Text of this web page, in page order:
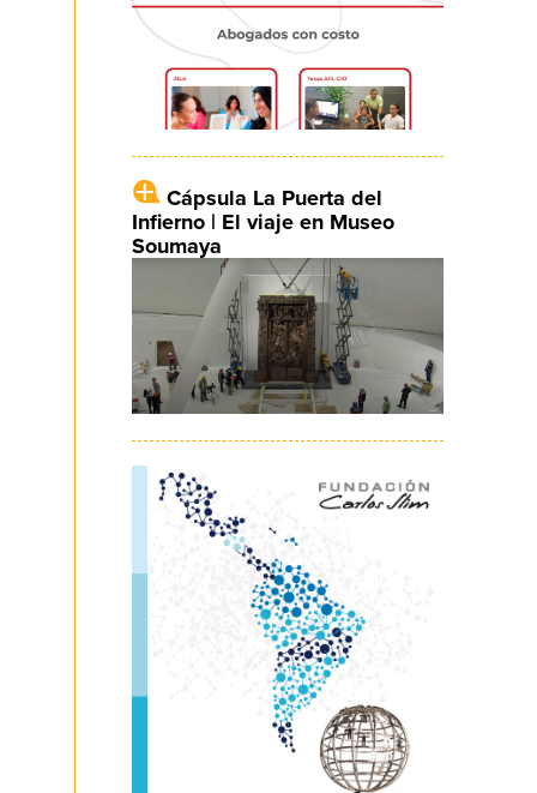
Cápsula La Puerta del
Infierno | El viaje en Museo
Soumaya